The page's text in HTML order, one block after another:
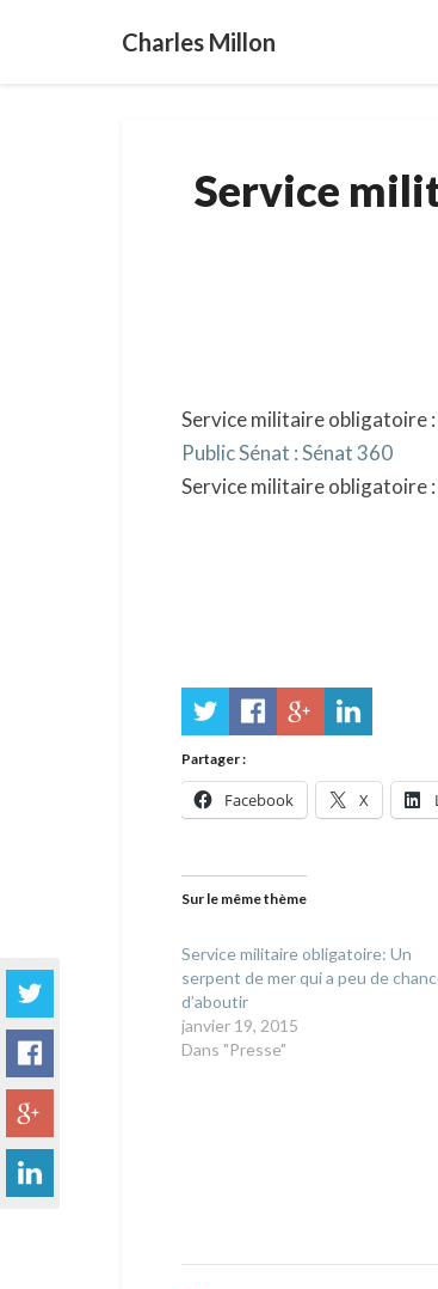
Charles Millon
Service
Service militaire obligatoire :
Public Sénat : Sénat 360
Service militaire obligatoire
Partager :
Facebook X
Sur le même thème
Service militaire obligatoire: Un
serpent de mer qui a peu de
d’aboutir
janvier 19, 2015
Dans "Presse"